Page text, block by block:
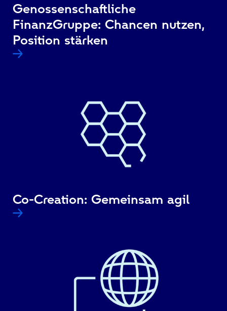
Genossenschaftliche
FinanzGruppe: Chancen nutzen,
Position stärken
Co-Creation: Gemeinsam agil